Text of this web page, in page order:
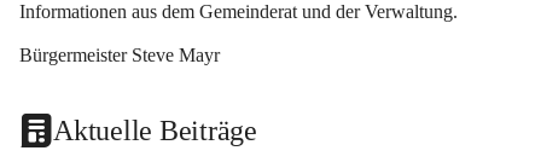
Informationen aus dem Gemeinderat und der Verwaltung.
Bürgermeister Steve Mayr
Aktuelle Beiträge